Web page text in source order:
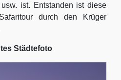
ist. Entstanden ist diese
durch den Krüger
Städtefoto